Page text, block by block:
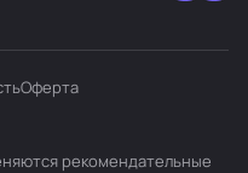
Оферта
рекомендательные